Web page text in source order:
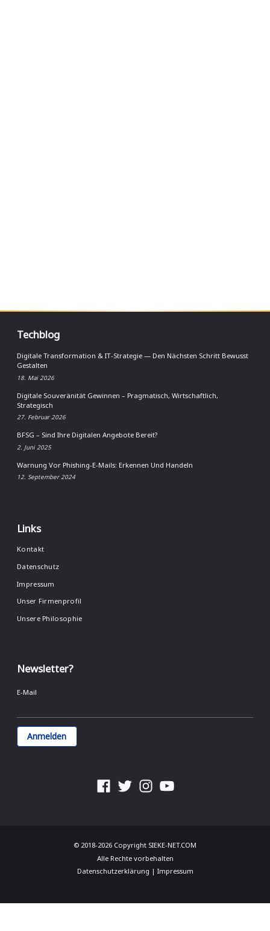
Techblog
Digitale Transformation & IT-Strategie — Den Nächsten Schritt Bewusst
Gestalten
18. Mai 2026
Digitale Souveränität Gewinnen – Pragmatisch, Wirtschaftlich,
Strategisch
27. Februar 2026
BFSG – Sind Ihre Digitalen Angebote Bereit?
2. Juni 2025
Warnung Vor Phishing-E-Mails: Erkennen Und Handeln
12. September 2024
Links
Kontakt
Datenschutz
Impressum
Unser Firmenprofil
Unsere Philosophie
Newsletter?
E-Mail
FacebookTwitterInstagramYouTube
© 2018-2026 Copyright SIEKE-NET.COM
Alle Rechte vorbehalten
Datenschutzerklärung | Impressum